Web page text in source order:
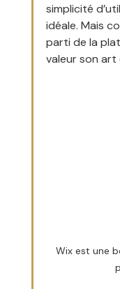
simplicité
idéale. Mais
parti de la
valeur son art
Wix est une